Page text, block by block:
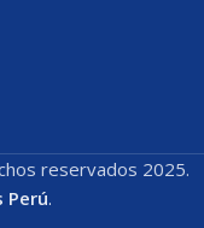
reservados 2025.
Perú.